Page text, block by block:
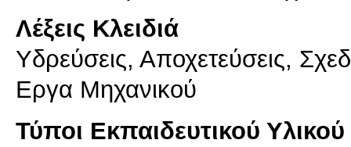
Λέξεις Κλειδιά
Υδρεύσεις, Αποχετεύσεις,
Εργα Μηχανικού
Τύποι Εκπαιδευτικού Υλικού